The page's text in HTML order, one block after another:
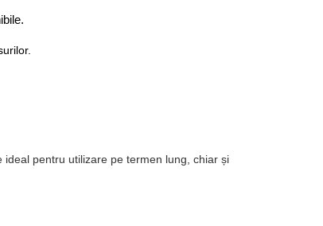
pentru utilizare pe termen lung, chiar și